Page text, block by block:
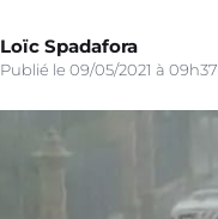
Loïc Spadafora
Publié le 09/05/2021 à 09h37